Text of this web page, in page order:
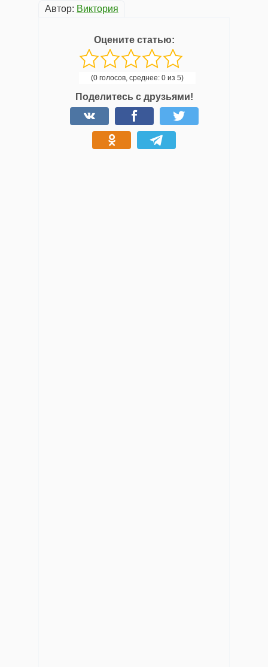
Автор: Виктория
Оцените статью:
(0 голосов, среднее: 0 из 5)
Поделитесь с друзьями!